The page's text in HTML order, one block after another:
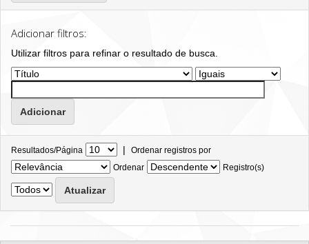
Adicionar filtros:
Utilizar filtros para refinar o resultado de busca.
Resultados/Página | Ordenar registros por
Ordenar
Registro(s)